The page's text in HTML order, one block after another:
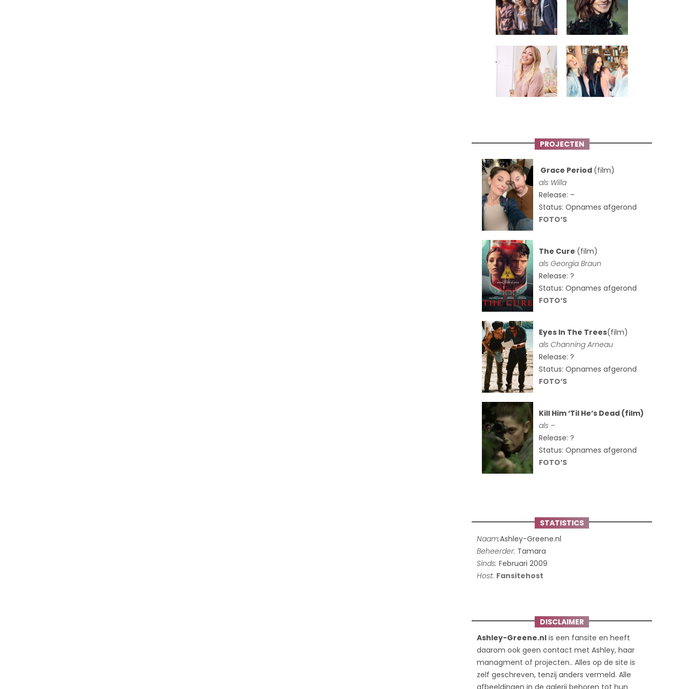
PROJECTEN
Grace Period (film)
als Willa
Release: –
Status: Opnames afgerond
FOTO’S
The Cure (film)
alsGeorgia Braun
Release: ?
Status: Opnames afgerond
FOTO’S
Eyes In The Trees(film)
als Channing Arneau
Release: ?
Status: Opnames afgerond
FOTO’S
Kill Him ‘Til He’s Dead (film)
als –
Release: ?
Status: Opnames afgerond
FOTO’S
STATISTICS
Naam:Ashley-Greene.nl
Beheerder: Tamara
Sinds: Februari 2009
Host: Fansitehost
DISCLAIMER
Ashley-Greene.nl is een fansite en heeft
daarom ook geen contact met Ashley, haar
managment of projecten.. Alles op de site is
zelf geschreven, tenzij anders vermeld. Alle
afbeeldingen in de galerij behoren tot hun